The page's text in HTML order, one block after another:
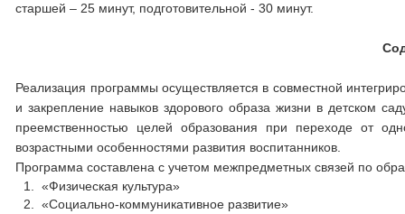
старшей – 25 минут, подготовительной - 30 минут.
Реализация программы осуществляется в совместной
и закрепление навыков здорового образа жизни в детском
преемственностью целей образования при переходе от
возрастными особенностями развития воспитанников.
Программа составлена с учетом межпредметных связей по
«Физическая культура»
«Социально-коммуникативное развитие»